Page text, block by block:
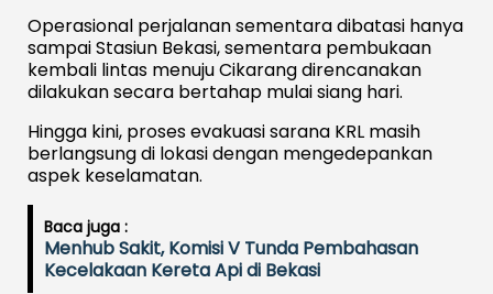
Operasional perjalanan sementara dibatasi hanya
sampai Stasiun Bekasi, sementara pembukaan
kembali lintas menuju Cikarang direncanakan
dilakukan secara bertahap mulai siang hari.
Hingga kini, proses evakuasi sarana KRL masih
berlangsung di lokasi dengan mengedepankan
aspek keselamatan.
Baca juga :
Menhub Sakit, Komisi V Tunda Pembahasan
Kecelakaan Kereta Api di Bekasi